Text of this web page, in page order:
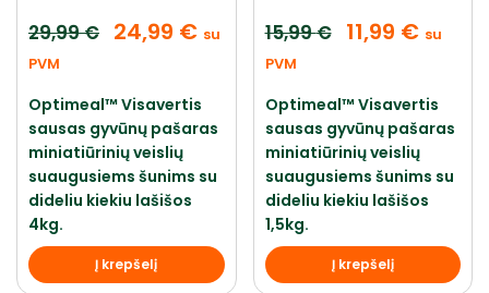
29,99€ 24,99 € su
PVM
Optimeal™ Visavertis
sausas gyvūnų pašaras
miniatiūrinių veislių
suaugusiems šunims su
dideliu kiekiu lašišos
4kg.
Į krepšelį
15,99€ 11,99 € su
PVM
Optimeal™ Visavertis
sausas gyvūnų pašaras
miniatiūrinių veislių
suaugusiems šunims su
dideliu kiekiu lašišos
1,5kg.
Į krepšelį